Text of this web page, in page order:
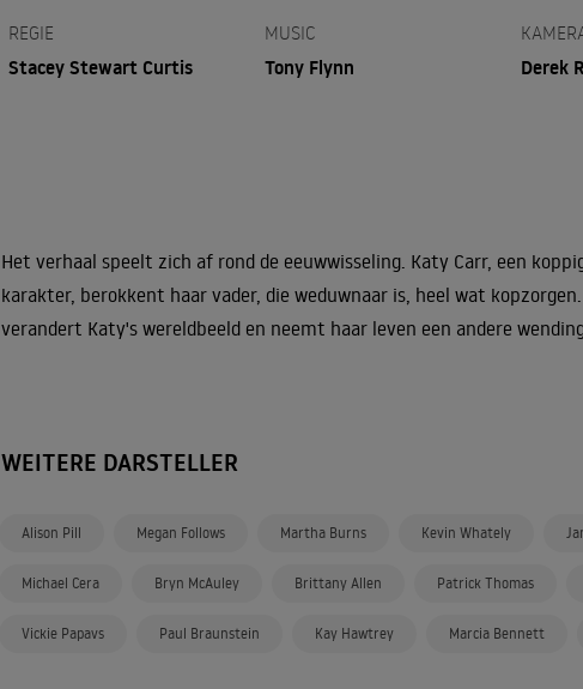
REGIE
Stacey Stewart Curtis
MUSIC
Tony Flynn Derek
Het verhaal speelt zich af rond de eeuwwisseling. Katy Carr, een
karakter, berokkent haar vader, die weduwnaar is, heel wat
verandert Katy's wereldbeeld en neemt haar leven een andere
WEITERE DARSTELLER
Alison Pill Megan Follows Martha Burns Kevin Whately
Michael Cera Bryn McAuley Brittany Allen Patrick Thomas
Vickie Papavs Paul Braunstein Kay Hawtrey Marcia Bennett